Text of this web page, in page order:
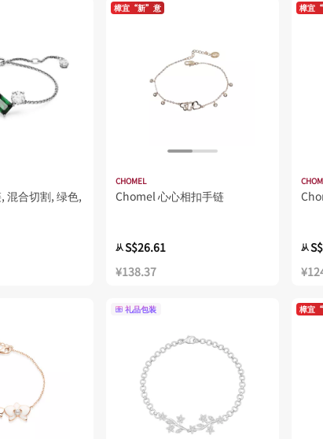
混合切割, 绿色,
樟宜“新”意
CHOMEL
Chomel 心心相扣手链
从S$26.61
¥138.37
樟宜
从
礼品包装 樟宜